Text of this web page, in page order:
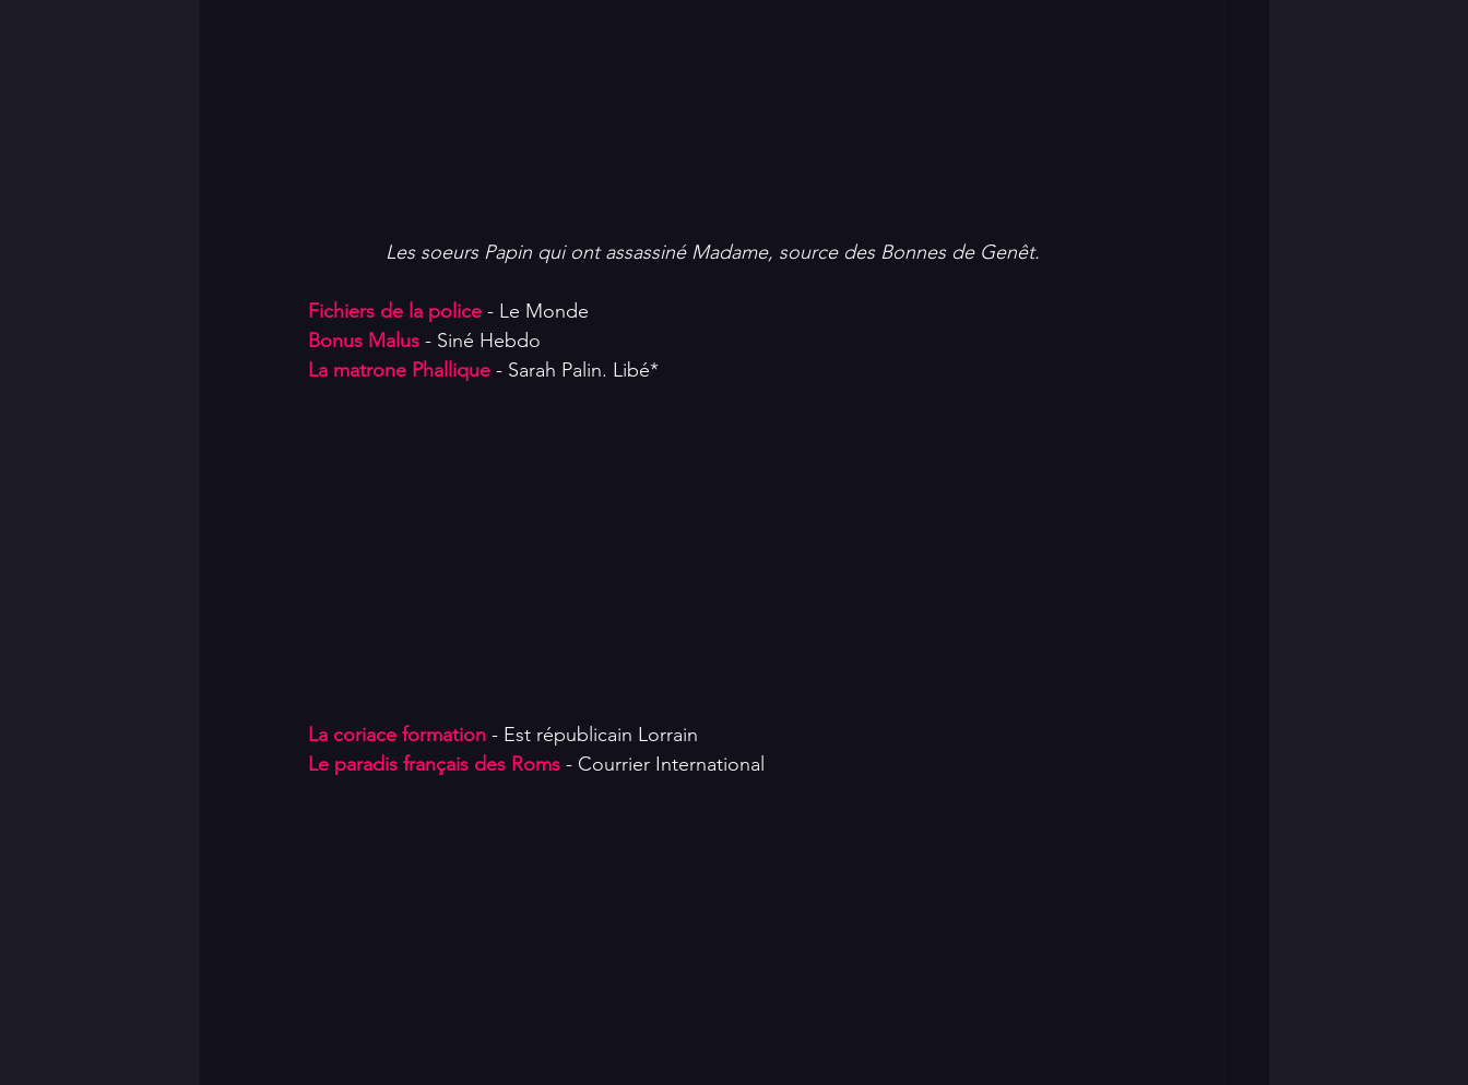
Les soeurs Papin qui ont assassiné Madame, source des Bonnes de Genêt.
Fichiers de la police - Le Monde
Bonus Malus - Siné Hebdo
La matrone Phallique - Sarah Palin. Libé*
La coriace formation - Est républicain Lorrain
Le paradis français des Roms - Courrier International